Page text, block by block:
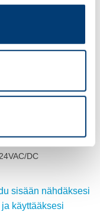
(6mm lev.), 24
DC
sisään nähdäksesi
ja käyttääksesi